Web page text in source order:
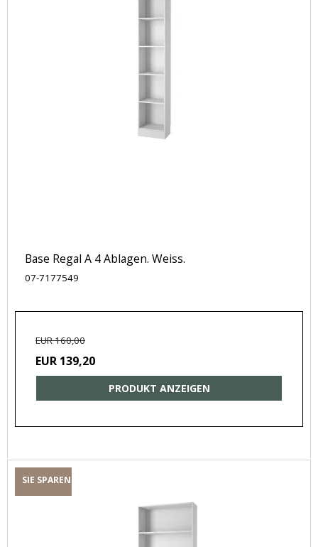
Base Regal A 4 Ablagen. Weiss.
07-7177549
EUR 160,00
EUR 139,20
PRODUKT ANZEIGEN
SIE SPAREN